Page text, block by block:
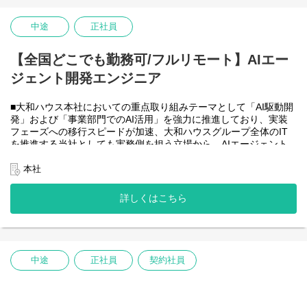
・CAP（Cloud Application Programming Model / Node.js）および
OData を用いたデータアクセス・バックエンド開発・保守
・SAP HANA SQL / Calculation View / Procedure によるデータモ
デリング・DB開発
国どこからでも働いていただけます。
入社日以外の出社は基本的にないので、入社後の勤務地は問いま
せん。また、働く時間に制限もなく、月160時間の勤務で、午前5
時～22時までの間であれば、自由な時間に働いていただけます。
児、介護などとの両立も可能です。社員が仕事をしやすい環境を
中途 正社員
【全国どこでも勤務可/フルリモート】AIエー
ジェント開発エンジニア
■大和ハウス本社においての重点取り組みテーマとして「AI駆動開
発」および「事業部門でのAI活用」を強力に推進しており、実装
フェーズへの移行スピードが加速、大和ハウスグループ全体のIT
を推進する当社としても実務側を担う立場から、AIエージェント
務としチームの拡大を図っています。
なお、フルリモート勤務可能なので、勤務地は北海道から沖縄ま
で、日本全国どこからでも働いていただけます。
入社日以外の出社は年１～４回程度なので、入社後の勤務地は国
また、働く時間に制限もなく、月160時間の勤務で、午前５時～２
を途中で中断したり、働く時間を調整できるので、家事、育児、
介護などとの両立も可能です。社員が仕事をしやすい環境を整え
本社
詳しくはこちら
中途 正社員 契約社員